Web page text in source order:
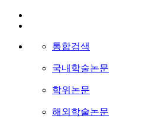
통합검색
국내학술논문
학위논문
해외학술논문